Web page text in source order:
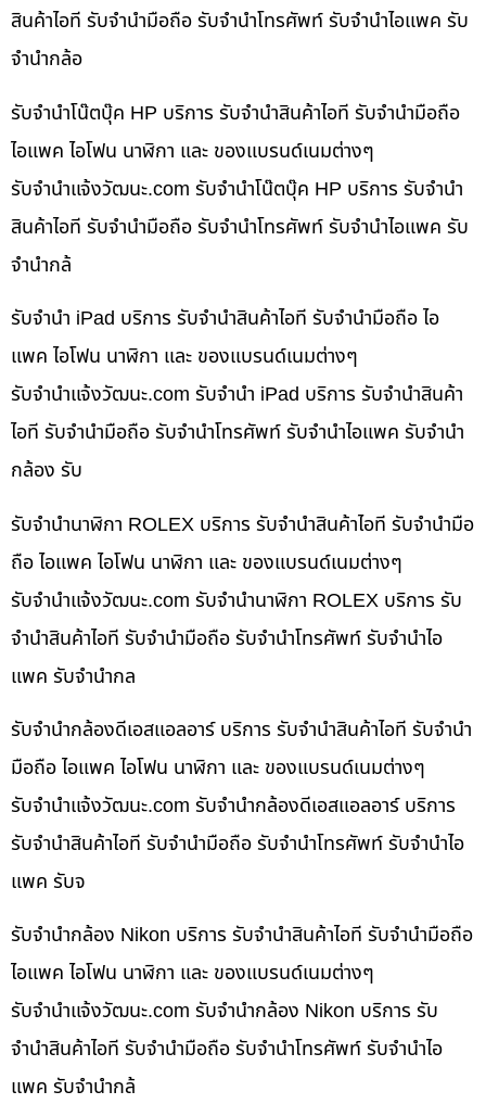
สินค้าไอที รับจำนำมือถือ รับจำนำโทรศัพท์ รับจำนำไอแพค รับ
จำนำกล้อ
รับจำนำโน๊ตบุ๊ค HP บริการ รับจำนำสินค้าไอที รับจำนำมือถือ
ไอแพค ไอโฟน นาฬิกา และ ของแบรนด์เนมต่างๆ
รับจํานําแจ้งวัฒนะ.com รับจำนำโน๊ตบุ๊ค HP บริการ รับจำนำ
สินค้าไอที รับจำนำมือถือ รับจำนำโทรศัพท์ รับจำนำไอแพค รับ
จำนำกล้
รับจำนำ iPad บริการ รับจำนำสินค้าไอที รับจำนำมือถือ ไอ
แพค ไอโฟน นาฬิกา และ ของแบรนด์เนมต่างๆ
รับจํานําแจ้งวัฒนะ.com รับจำนำ iPad บริการ รับจำนำสินค้า
ไอที รับจำนำมือถือ รับจำนำโทรศัพท์ รับจำนำไอแพค รับจำนำ
กล้อง รับ
รับจำนำนาฬิกา ROLEX บริการ รับจำนำสินค้าไอที รับจำนำมือ
ถือ ไอแพค ไอโฟน นาฬิกา และ ของแบรนด์เนมต่างๆ
รับจํานําแจ้งวัฒนะ.com รับจำนำนาฬิกา ROLEX บริการ รับ
จำนำสินค้าไอที รับจำนำมือถือ รับจำนำโทรศัพท์ รับจำนำไอ
แพค รับจำนำกล
รับจำนำกล้องดีเอสแอลอาร์ บริการ รับจำนำสินค้าไอที รับจำนำ
มือถือ ไอแพค ไอโฟน นาฬิกา และ ของแบรนด์เนมต่างๆ
รับจํานําแจ้งวัฒนะ.com รับจำนำกล้องดีเอสแอลอาร์ บริการ
รับจำนำสินค้าไอที รับจำนำมือถือ รับจำนำโทรศัพท์ รับจำนำไอ
แพค รับจ
รับจำนำกล้อง Nikon บริการ รับจำนำสินค้าไอที รับจำนำมือถือ
ไอแพค ไอโฟน นาฬิกา และ ของแบรนด์เนมต่างๆ
รับจํานําแจ้งวัฒนะ.com รับจำนำกล้อง Nikon บริการ รับ
จำนำสินค้าไอที รับจำนำมือถือ รับจำนำโทรศัพท์ รับจำนำไอ
แพค รับจำนำกล้